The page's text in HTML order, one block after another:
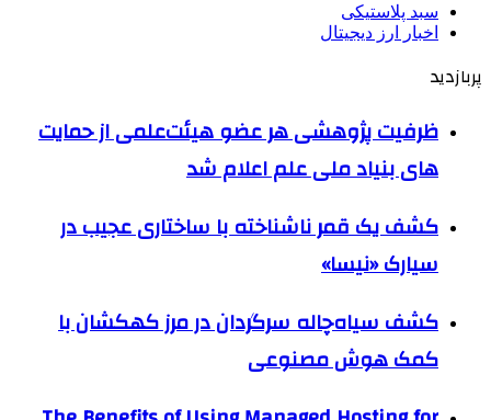
سبد پلاستیکی
اخبار ارز دیجیتال
پربازدید
ظرفیت پژوهشی هر عضو هیئت‌علمی از حمایت
های بنیاد ملی علم اعلام شد
کشف یک قمر ناشناخته با ساختاری عجیب در
سیارک «نیسا»
کشف سیاه‌چاله سرگردان در مرز کهکشان با
کمک هوش مصنوعی